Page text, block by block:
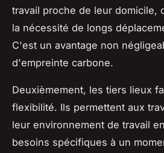
travail proche de leur domicile,
la nécessité de longs
C'est un avantage non
d'empreinte carbone.
Deuxièmement, les tiers lieux
flexibilité. Ils permettent aux
leur environnement de travail
besoins spécifiques à un